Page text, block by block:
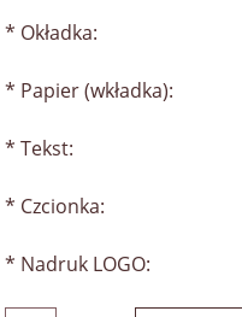
* Okładka:
* Papier (wkładka):
* Tekst:
* Czcionka:
* Nadruk LOGO: